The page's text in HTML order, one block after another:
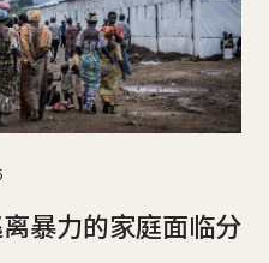
暴力的家庭面临分